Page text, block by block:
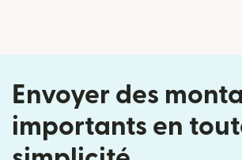
Envoyer des
importants en